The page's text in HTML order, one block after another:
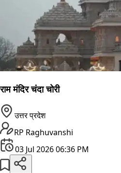
राम मंदिर चंदा चोरी
उत्तर प्रदेश
RP Raghuvanshi
03 Jul 2026 06:36 PM